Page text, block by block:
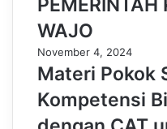
PEMERINTAH
WAJO
November 4, 2024
Materi Pokok
Kompetensi